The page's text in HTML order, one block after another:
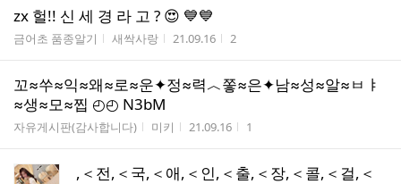
z­x ­헐­!! ­신­ ­세­ ­경­ ­라­ ­고­ ?­ 😍 💙💙
게시판명
금어초 품종알기 작성자
새싹사랑 작성시간
21.09.16 조회수
2
꼬≈쑤≈익≈왜≈로≈운✦정≈력︿쫗≈은✦남≈성≈알≈ㅂㅑ
≈생≈모≈찝 ◴◴ N3bM
게시판명
자유게시판(감사합니다) 작성자
미키 작성시간
21.09.16 조회수
1
,＜전,＜국,＜애,＜인,＜출,＜장,＜콜,＜걸,＜